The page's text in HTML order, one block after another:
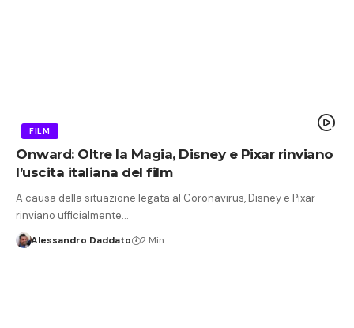
FILM
Onward: Oltre la Magia, Disney e Pixar rinviano
l’uscita italiana del film
A causa della situazione legata al Coronavirus, Disney e Pixar
rinviano ufficialmente…
Alessandro Daddato 2 Min